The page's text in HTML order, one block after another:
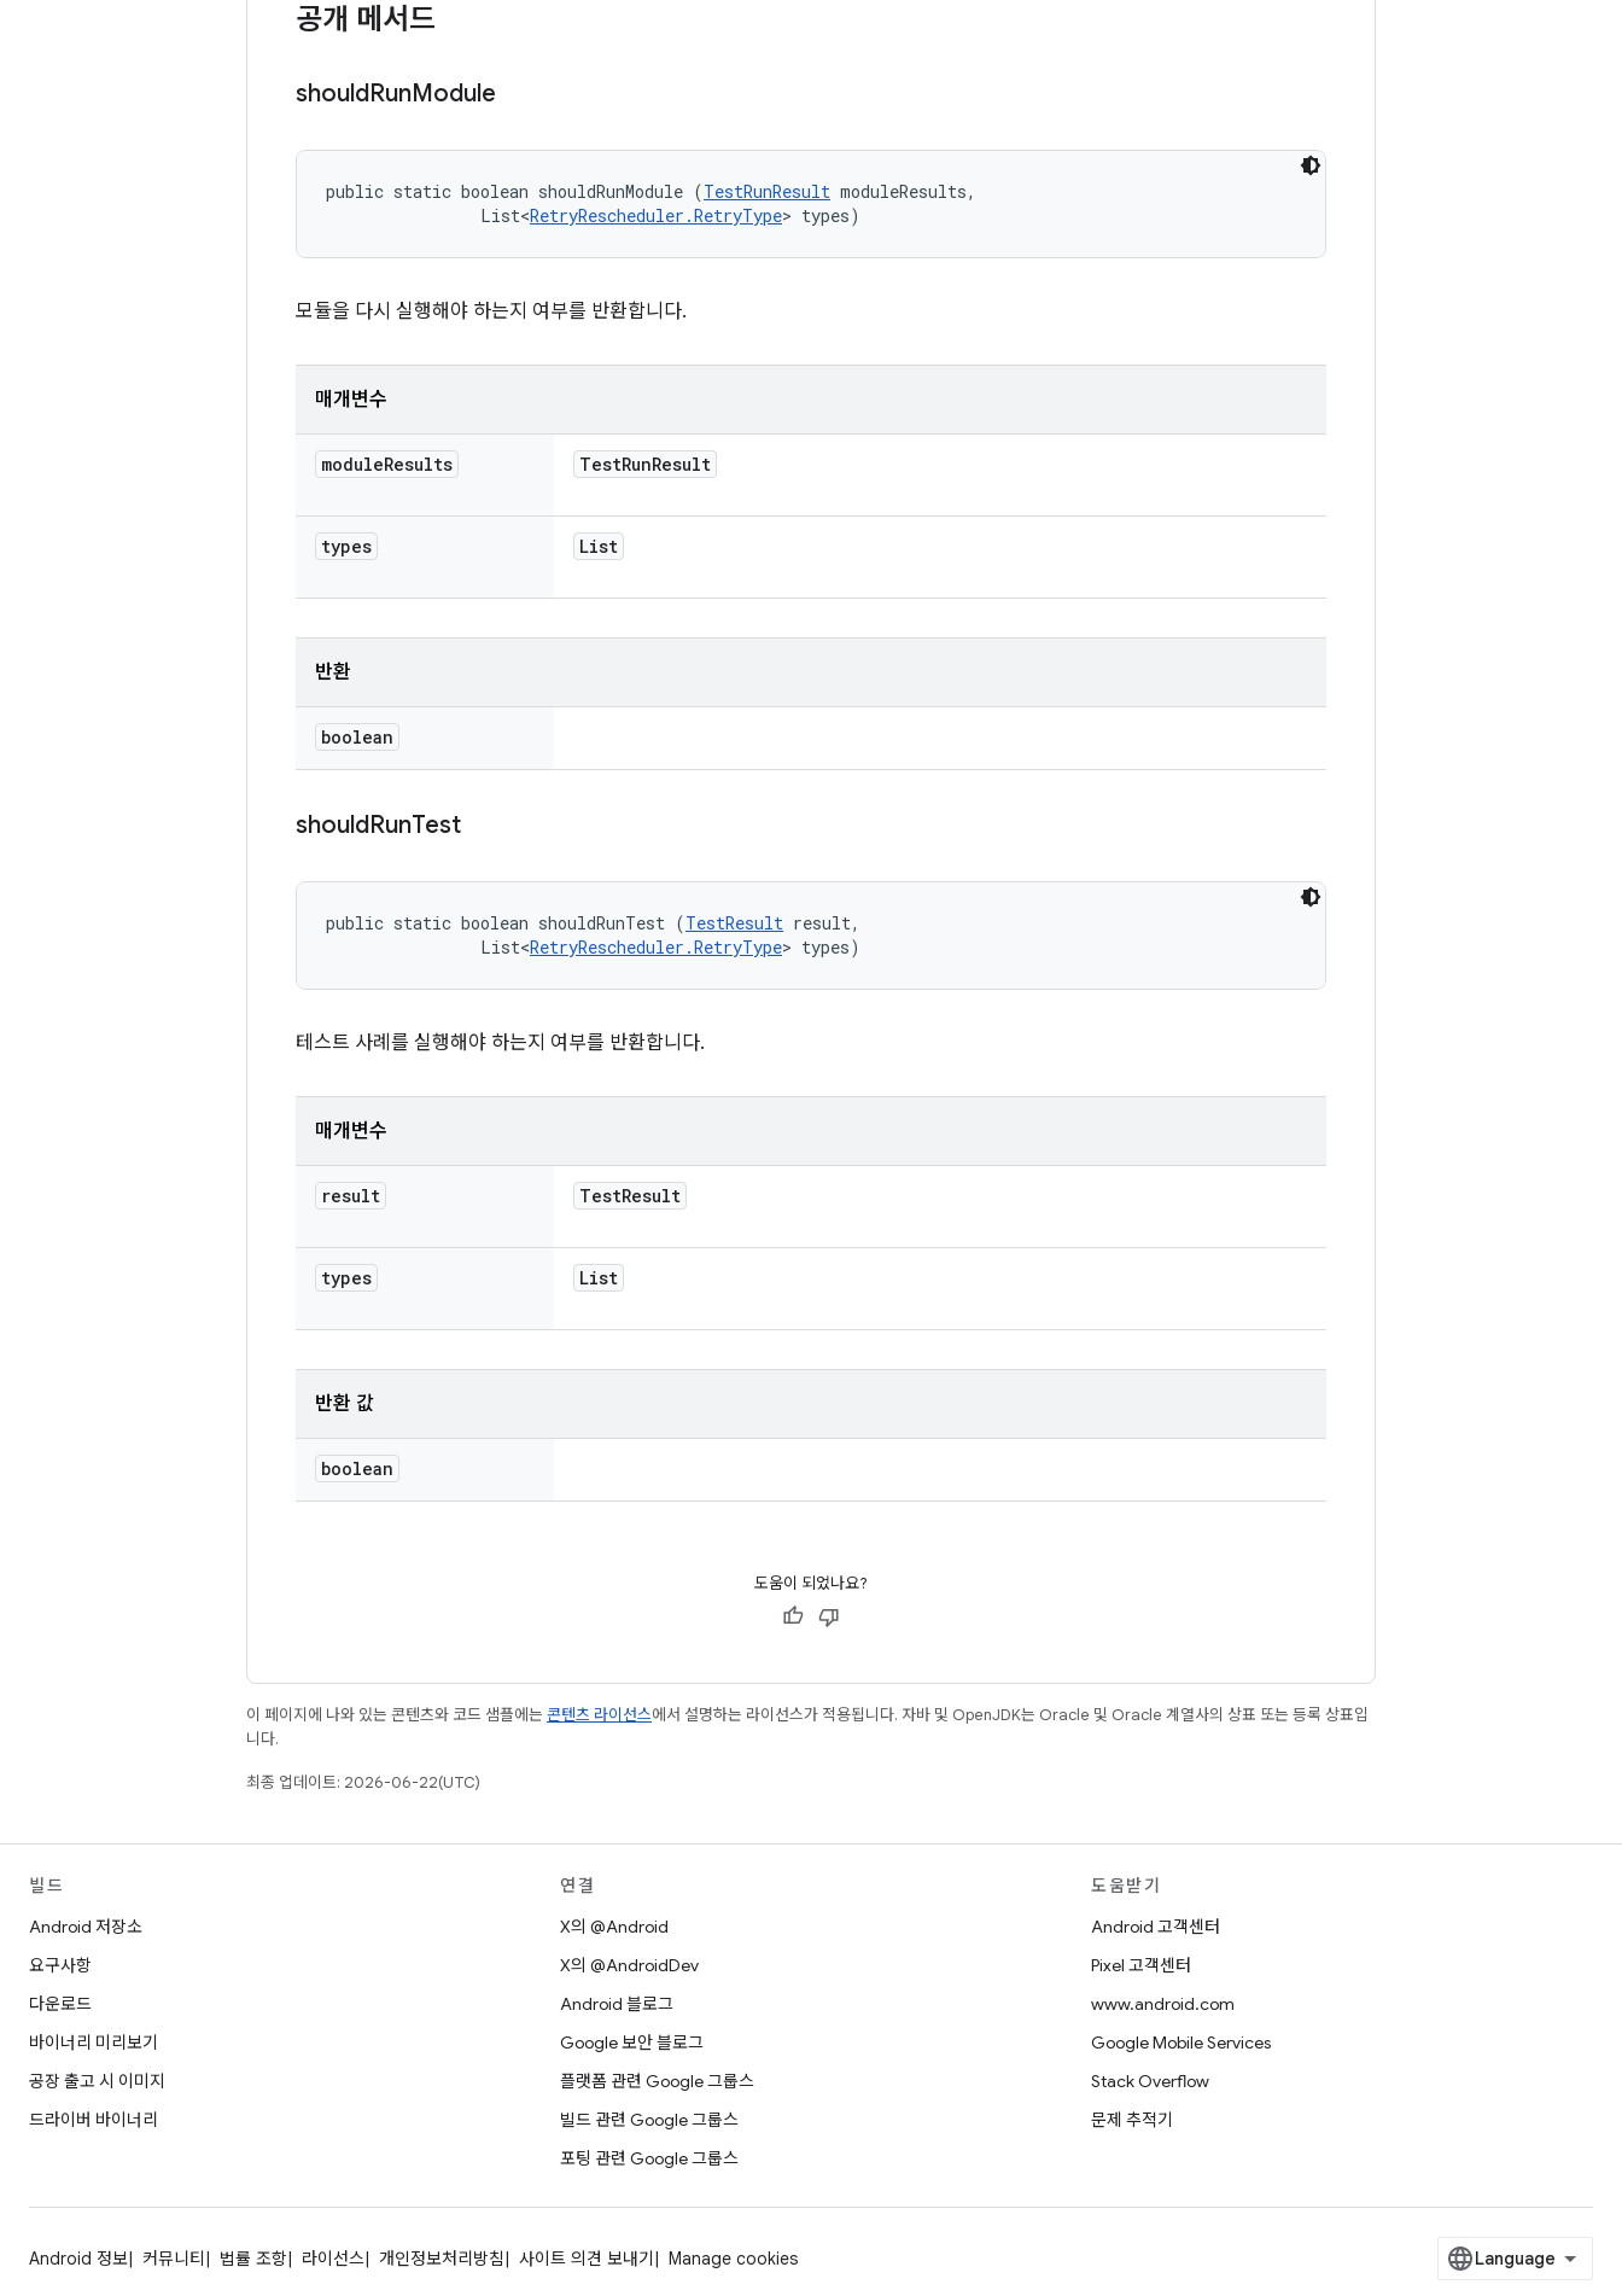
공개 메서드
shouldRunModule
public static boolean shouldRunModule (TestRunResult moduleResults,
                List<
RetryRescheduler.RetryType> types)
모듈을 다시 실행해야 하는지 여부를 반환합니다.
매개변수
moduleResults TestRunResult
types List
반환
boolean
shouldRunTest
public static boolean shouldRunTest (TestResult result,
                List<
RetryRescheduler.RetryType> types)
테스트 사례를 실행해야 하는지 여부를 반환합니다.
매개변수
result TestResult
types List
반환 값
boolean
도움이 되었나요?
이 페이지에 나와 있는 콘텐츠와 코드 샘플에는 콘텐츠 라이선스에서 설명하는 라이선스가 적용됩니다. 자바 및 OpenJDK는 Oracle 및 Oracle 계열사의 상표 또는 등록 상표입
니다.
최종 업데이트: 2026-06-22(UTC)
빌드
Android 저장소
요구사항
다운로드
바이너리 미리보기
공장 출고 시 이미지
드라이버 바이너리
연결
X의 @Android
X의 @AndroidDev
Android 블로그
Google 보안 블로그
플랫폼 관련 Google 그룹스
빌드 관련 Google 그룹스
포팅 관련 Google 그룹스
도움받기
Android 고객센터
Pixel 고객센터
www.android.com
Google Mobile Services
Stack Overflow
문제 추적기
Android 정보 커뮤니티 법률 조항 라이선스 개인정보처리방침 사이트 의견 보내기 Manage cookies